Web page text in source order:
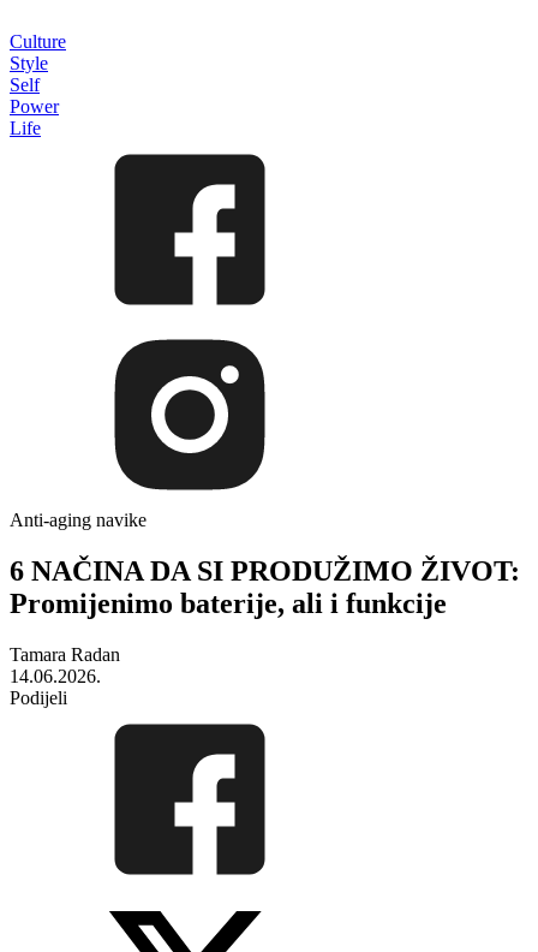
Culture
Style
Self
Power
Life
Anti-aging navike
6 NAČINA DA SI PRODUŽIMO ŽIVOT:
Promijenimo baterije, ali i funkcije
Tamara Radan
14.06.2026.
Podijeli